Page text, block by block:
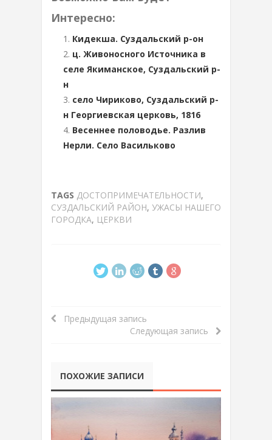
Интересно:
Кидекша. Суздальский р-он
ц. Живоносного Источника в
селе Якиманское, Суздальский р-
н
село Чириково, Суздальский р-
н Георгиевская церковь, 1816
Весеннее половодье. Разлив
Нерли. Село Васильково
TAGS ДОСТОПРИМЕЧАТЕЛЬНОСТИ,
СУЗДАЛЬСКИЙ РАЙОН, УЖАСЫ НАШЕГО
ГОРОДКА, ЦЕРКВИ
Предыдущая запись
Следующая запись
ПОХОЖИЕ ЗАПИСИ